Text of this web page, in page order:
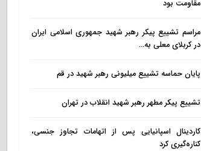
مقاومت بود
مراسم تشییع پیکر رهبر شهید جمهوری اسلامی ایران
در کربلای معلی به…
پایان حماسه تشییع میلیونی رهبر شهید در قم
تشییع پیکر مطهر رهبر شهید انقلاب در تهران
کاردینال اسپانیایی پس از اتهامات تجاوز جنسی،
کناره‌گیری کرد